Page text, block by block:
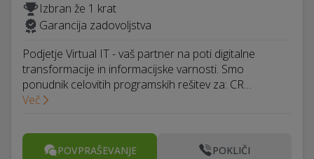
Izbran že 1 krat
Garancija zadovoljstva
Podjetje Virtual IT - vaš partner na poti digitalne
transformacije in informacijske varnosti. Smo
ponudnik celovitih programskih rešitev za: CR…
Več
POVPRAŠEVANJE POKLIČI